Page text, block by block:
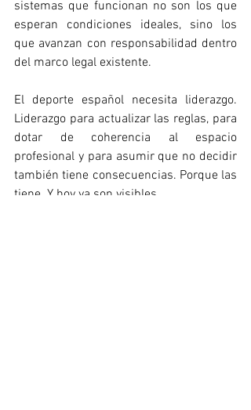
sistemas que funcionan no son los que
esperan condiciones ideales, sino los
que avanzan con responsabilidad dentro
del marco legal existente.
El deporte español necesita liderazgo.
Liderazgo para actualizar las reglas, para
dotar de coherencia al espacio
profesional y para asumir que no decidir
también tiene consecuencias. Porque las
tiene. Y hoy ya son visibles.